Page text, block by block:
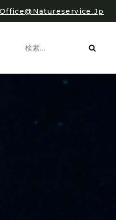
Office@natureservice.jp